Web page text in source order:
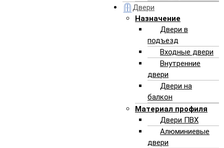
Двери
Назначение
Двери в
подъезд
Входные двери
Внутренние
двери
Двери на
балкон
Материал профиля
Двери ПВХ
Алюминиевые
двери
материал, из которого выполнена стена
У нас можно заказать:
резку проема в стене для двери или